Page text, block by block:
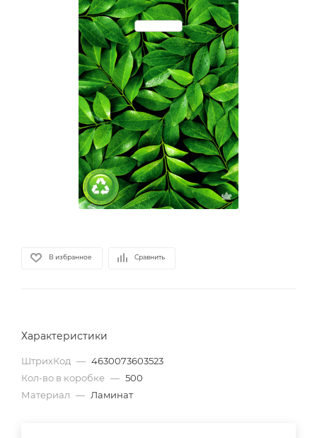
В избранное Сравнить
Характеристики
ШтрихКод — 4630073603523
Кол-во в коробке — 500
Материал — Ламинат